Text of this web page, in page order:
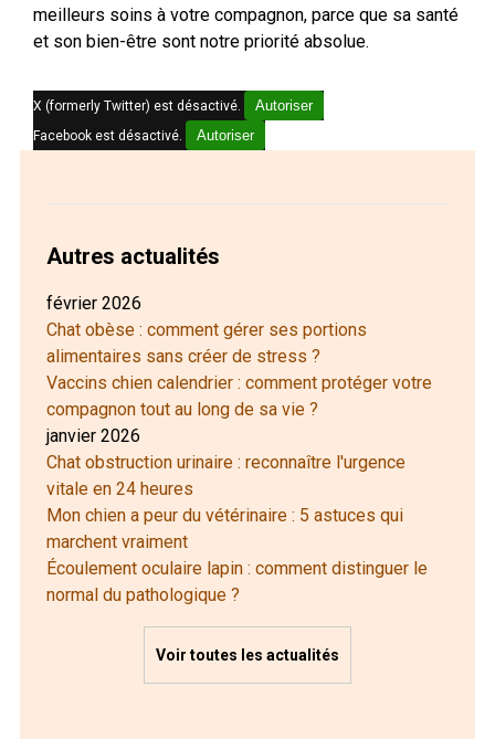
meilleurs soins à votre compagnon, parce que sa santé
et son bien-être sont notre priorité absolue.
X (formerly Twitter) est désactivé. Autoriser
Facebook est désactivé. Autoriser
Autres actualités
février 2026
Chat obèse : comment gérer ses portions
alimentaires sans créer de stress ?
Vaccins chien calendrier : comment protéger votre
compagnon tout au long de sa vie ?
janvier 2026
Chat obstruction urinaire : reconnaître l'urgence
vitale en 24 heures
Mon chien a peur du vétérinaire : 5 astuces qui
marchent vraiment
Écoulement oculaire lapin : comment distinguer le
normal du pathologique ?
Voir toutes les actualités